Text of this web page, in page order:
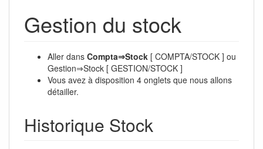
Gestion du stock
Aller dans Compta⇒Stock [ COMPTA/STOCK ] ou
Gestion⇒Stock [ GESTION/STOCK ]
Vous avez à disposition 4 onglets que nous allons
détailler.
Historique Stock